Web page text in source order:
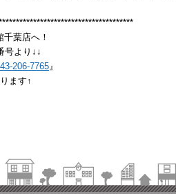
葉店へ！
号より↓↓
206-7765』
ます↑